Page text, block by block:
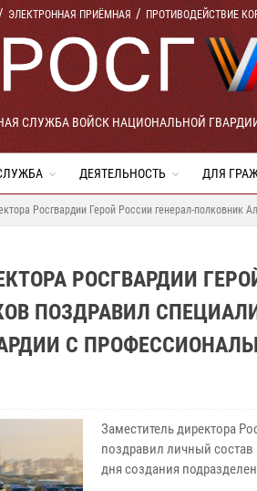
ЭЛЕКТРОННАЯ ПРИЁМНАЯ ПРОТИВОДЕЙСТВИЕ
СЛУЖБА ВОЙСК НАЦИОНАЛЬНОЙ
ДЕЯТЕЛЬНОСТЬ ДЛЯ
Росгвардии Герой России генерал-
РОСГВАРДИИ
ПОЗДРАВИЛ
С
Заместитель директора
поздравил личный
дня создания